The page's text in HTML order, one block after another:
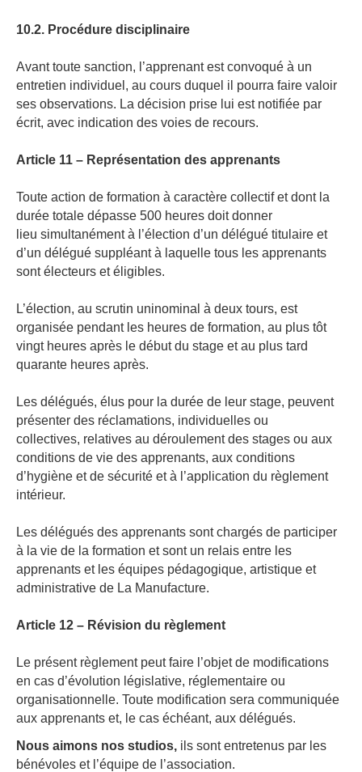
10.2. Procédure disciplinaire
Avant toute sanction, l’apprenant est convoqué à un
entretien individuel, au cours duquel il pourra faire valoir
ses observations. La décision prise lui est notifiée par
écrit, avec indication des voies de recours.
Article 11 – Représentation des apprenants
Toute action de formation à caractère collectif et dont la
durée totale dépasse 500 heures doit donner
lieu simultanément à l’élection d’un délégué titulaire et
d’un délégué suppléant à laquelle tous les apprenants
sontélecteurs et éligibles.
L’élection, au scrutin uninominal à deux tours, est
organisée pendant les heures de formation, au plus tôt
vingt heures après le début du stage et au plus tard
quarante heures après.
Les délégués, élus pour la durée de leur stage, peuvent
présenter des réclamations, individuelles ou
collectives, relatives au déroulement des stages ou aux
conditions de vie des apprenants, aux conditions
d’hygiène et de sécurité et à l’application du règlement
intérieur.
Les délégués des apprenants sont chargés de participer
à la vie de la formation et sont un relais entre les
apprenants et les équipes pédagogique, artistique et
administrative de La Manufacture.
Article 12 – Révision du règlement
Le présent règlement peut faire l’objet de modifications
en cas d’évolution législative, réglementaire ou
organisationnelle. Toute modification sera communiquée
aux apprenants et, le cas échéant, aux délégués.
Nous aimons nos studios, ils sont entretenus par les
bénévoles et l’équipe de l’association.